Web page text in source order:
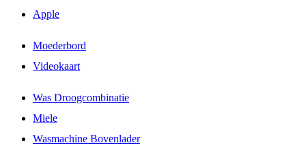
Apple
Moederbord
Videokaart
Was Droogcombinatie
Miele
Wasmachine Bovenlader